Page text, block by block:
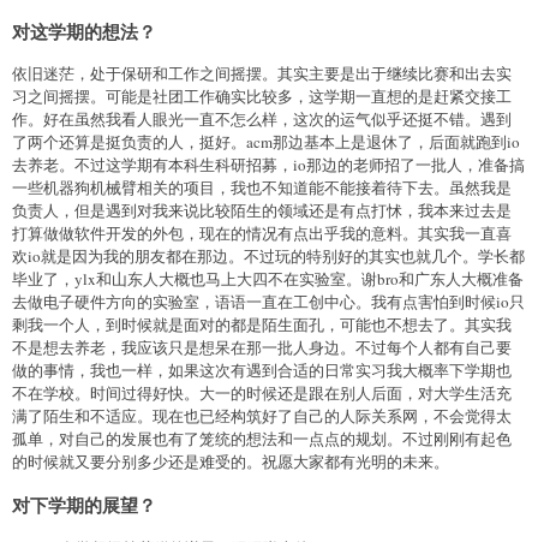
对这学期的想法？
依旧迷茫，处于保研和工作之间摇摆。其实主要是出于继续比赛和出去实
习之间摇摆。可能是社团工作确实比较多，这学期一直想的是赶紧交接工
作。好在虽然我看人眼光一直不怎么样，这次的运气似乎还挺不错。遇到
了两个还算是挺负责的人，挺好。acm那边基本上是退休了，后面就跑到io
去养老。不过这学期有本科生科研招募，io那边的老师招了一批人，准备搞
一些机器狗机械臂相关的项目，我也不知道能不能接着待下去。虽然我是
负责人，但是遇到对我来说比较陌生的领域还是有点打怵，我本来过去是
打算做做软件开发的外包，现在的情况有点出乎我的意料。其实我一直喜
欢io就是因为我的朋友都在那边。不过玩的特别好的其实也就几个。学长都
毕业了，ylx和山东人大概也马上大四不在实验室。谢bro和广东人大概准备
去做电子硬件方向的实验室，语语一直在工创中心。我有点害怕到时候io只
剩我一个人，到时候就是面对的都是陌生面孔，可能也不想去了。其实我
不是想去养老，我应该只是想呆在那一批人身边。不过每个人都有自己要
做的事情，我也一样，如果这次有遇到合适的日常实习我大概率下学期也
不在学校。时间过得好快。大一的时候还是跟在别人后面，对大学生活充
满了陌生和不适应。现在也已经构筑好了自己的人际关系网，不会觉得太
孤单，对自己的发展也有了笼统的想法和一点点的规划。不过刚刚有起色
的时候就又要分别多少还是难受的。祝愿大家都有光明的未来。
对下学期的展望？